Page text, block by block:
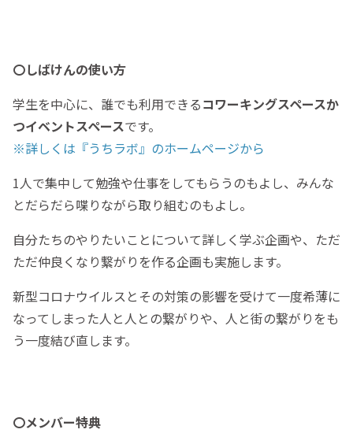
〇しばけんの使い方
学生を中心に、誰でも利用できるコワーキングスペースか
つイベントスペースです。
※詳しくは『うちラボ』のホームページから
1人で集中して勉強や仕事をしてもらうのもよし、みんな
とだらだら喋りながら取り組むのもよし。
自分たちのやりたいことについて詳しく学ぶ企画や、ただ
ただ仲良くなり繋がりを作る企画も実施します。
新型コロナウイルスとその対策の影響を受けて一度希薄に
なってしまった人と人との繋がりや、人と街の繋がりをも
う一度結び直します。
〇メンバー特典